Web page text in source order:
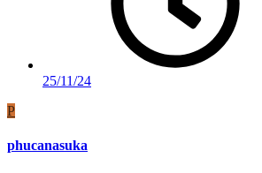
25/11/24
P
phucanasuka